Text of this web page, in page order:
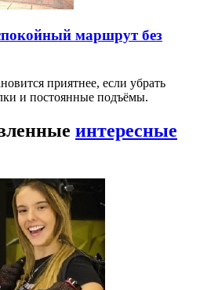
маршрут без
приятнее, если убрать
и постоянные подъёмы.
интересные